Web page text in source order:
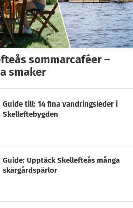
sommarcaféer –
smaker
Guide till: 14 fina vandringsleder i
Skelleftebygden
Guide: Upptäck Skellefteås många
skärgårdspärlor